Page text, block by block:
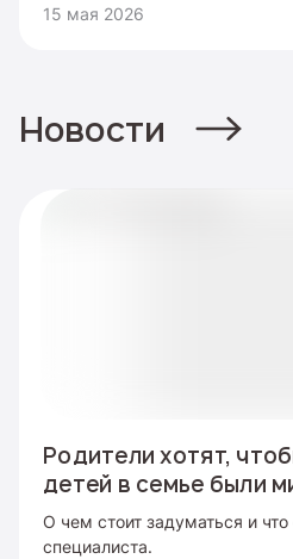
15 мая 2026
Новости
Родители хотят,
детей в семье были
О чем стоит задуматься и
специалиста.